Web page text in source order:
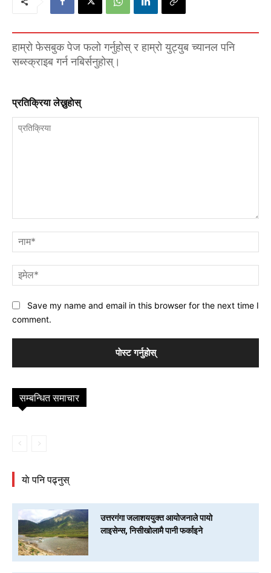
हाम्रो फेसबुक पेज फलो गर्नुहोस् र हाम्रो युट्युब च्यानल पनि
सब्स्क्राइब गर्न नबिर्सनुहोस्।
प्रतिक्रिया लेख्नुहाेस्
Save my name and email in this browser for the next time I
comment.
सम्बन्धित समाचार
याे पनि पढ्नुस्
उत्तरगंगा जलाशययुक्त आयोजनाले पायो
लाइसेन्स, निसीखोलामै पानी फर्काइने